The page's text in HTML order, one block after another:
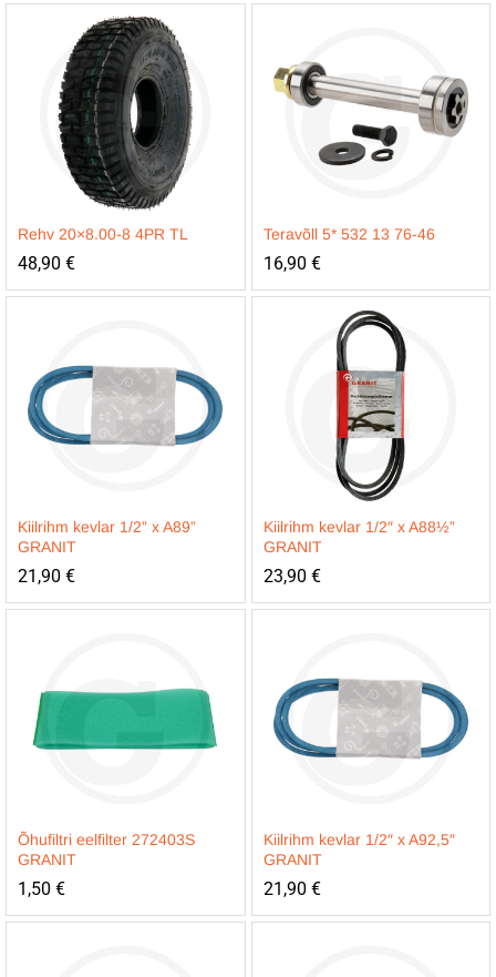
Rehv 20×8.00-8 4PR TL
48,90 €
Teravõll 5* 532 13 76-46
16,90 €
Kiilrihm kevlar 1/2” x A89”
GRANIT
21,90 €
Kiilrihm kevlar 1/2″ x A88½”
GRANIT
23,90 €
Õhufiltri eelfilter 272403S
GRANIT
1,50 €
Kiilrihm kevlar 1/2″ x A92,5″
GRANIT
21,90 €